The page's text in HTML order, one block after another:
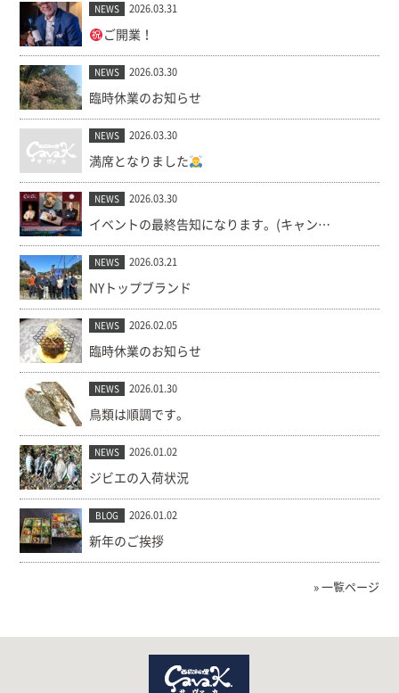
NEWS 2026.03.31
ご開業！
NEWS 2026.03.30
臨時休業のお知らせ
NEWS 2026.03.30
満席となりました
NEWS 2026.03.30
イベントの最終告知になります。(キャンセル出ました！)
NEWS 2026.03.21
NYトップブランド
NEWS 2026.02.05
臨時休業のお知らせ
NEWS 2026.01.30
鳥類は順調です。
NEWS 2026.01.02
ジビエの入荷状況
BLOG 2026.01.02
新年のご挨拶
» 一覧ページ